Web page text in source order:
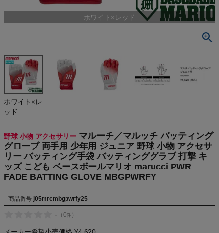
THE NORTH FACE
CHUMS
HOKA
メンズカジュアルウェア
レディースカジュアルウェア
メンズスポーツウェア
ホワイト×レッド
ホワイト×レ
ッド
野球 小物 アクセサリー マルーチ／マルッチ バッティング
グローブ 両手用 少年用 ジュニア 野球 小物 アクセサ
リー バッティング手袋 バッティンググラブ 打撃 キ
ッズ こども ベースボールマリオ marucci PWR
FADE BATTING GLOVE MBGPWRFY
商品番号 j05mrcmbgpwrfy25
- （0件 ）